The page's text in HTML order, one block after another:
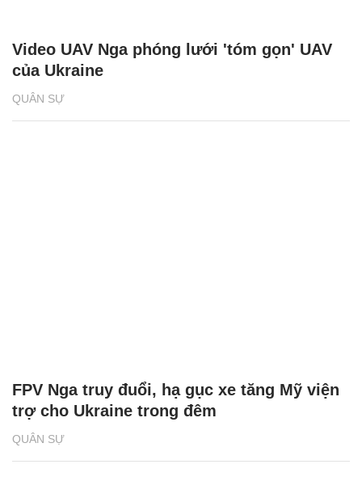
QUÂN SỰ
Video UAV Nga phóng lưới 'tóm gọn' UAV
của Ukraine
QUÂN SỰ
FPV Nga truy đuổi, hạ gục xe tăng Mỹ viện
trợ cho Ukraine trong đêm